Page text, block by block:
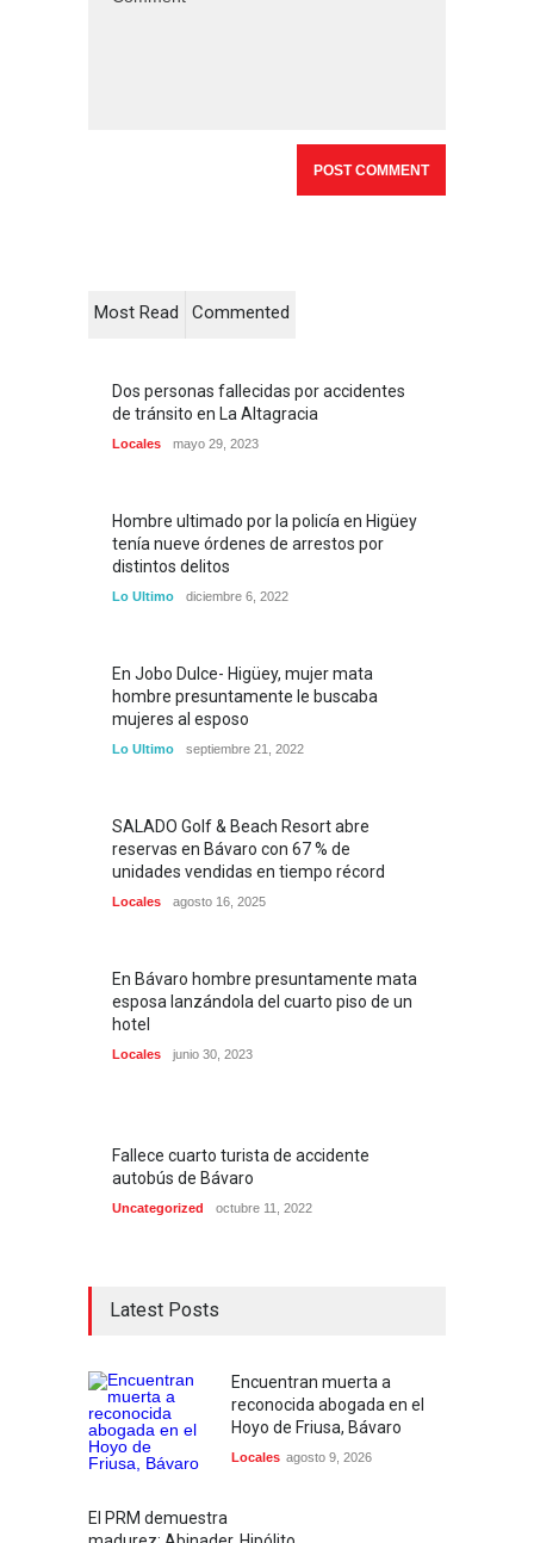
Most Read Commented
Dos personas fallecidas por accidentes
de tránsito en La Altagracia
Locales mayo 29, 2023
Hombre ultimado por la policía en Higüey
tenía nueve órdenes de arrestos por
distintos delitos
Lo Ultimo diciembre 6, 2022
En Jobo Dulce- Higüey, mujer mata
hombre presuntamente le buscaba
mujeres al esposo
Lo Ultimo septiembre 21, 2022
SALADO Golf & Beach Resort abre
reservas en Bávaro con 67 % de
unidades vendidas en tiempo récord
Locales agosto 16, 2025
En Bávaro hombre presuntamente mata
esposa lanzándola del cuarto piso de un
hotel
Locales junio 30, 2023
Fallece cuarto turista de accidente
autobús de Bávaro
Uncategorized octubre 11, 2022
Latest Posts
Encuentran muerta a
reconocida abogada en el
Hoyo de Friusa, Bávaro
Locales agosto 9, 2026
El PRM demuestra